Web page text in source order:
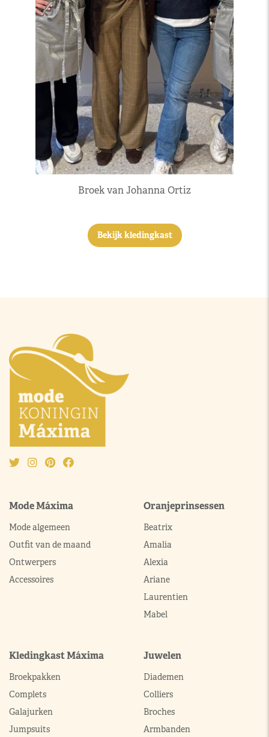
Broek van Johanna Ortiz
Bekijk kledingkast
Mode Máxima
Mode algemeen
Outfit van de maand
Ontwerpers
Accessoires
Oranjeprinsessen
Beatrix
Amalia
Alexia
Ariane
Laurentien
Mabel
Kledingkast Máxima
Broekpakken
Complets
Galajurken
Jumpsuits
Juwelen
Diademen
Colliers
Broches
Armbanden